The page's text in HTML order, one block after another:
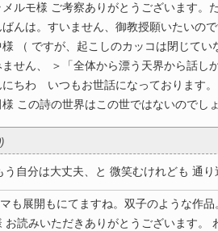
メルモ様 ご考察ありがとうございます。
ばんは。すいません、御教授願いたいの
様 （ ですが、起こしのカッコは閉じて
ません、 ＞「全体から漂う天界から話し
にちわ いつもお世話になっておりま
様 この詩の世界はこの世ではないのでし
自分は大丈夫、と 微笑むけれども 通
も展開もにてますね。双子のような作
お読みいただきありがとうございます。